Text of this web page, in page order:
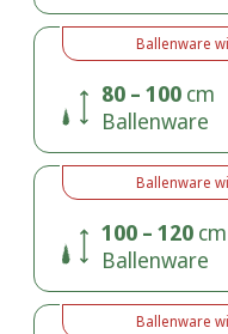
Ballenware
80 – 100 cm
Ballenware
Ballenware
100 – 120 cm
Ballenware
Ballenware